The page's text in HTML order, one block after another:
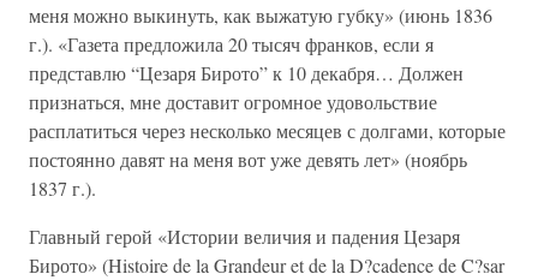
меня можно выкинуть, как выжатую губку» (июнь 1836
г.). «Газета предложила 20 тысяч франков, если я
представлю “Цезаря Бирото” к 10 декабря… Должен
признаться, мне доставит огромное удовольствие
расплатиться через несколько месяцев с долгами, которые
постоянно давят на меня вот уже девять лет» (ноябрь
1837 г.).
Главный герой «Истории величия и падения Цезаря
Бирото» (Histoire de la Grandeur et de la D?cadence de C?sar